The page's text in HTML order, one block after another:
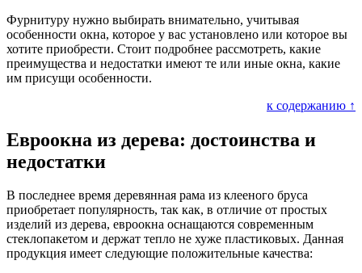
Фурнитуру нужно выбирать внимательно, учитывая
особенности окна, которое у вас установлено или которое вы
хотите приобрести. Стоит подробнее рассмотреть, какие
преимущества и недостатки имеют те или иные окна, какие
им присущи особенности.
к содержанию ↑
Евроокна из дерева: достоинства и
недостатки
В последнее время деревянная рама из клееного бруса
приобретает популярность, так как, в отличие от простых
изделий из дерева, евроокна оснащаются современным
стеклопакетом и держат тепло не хуже пластиковых. Данная
продукция имеет следующие положительные качества: